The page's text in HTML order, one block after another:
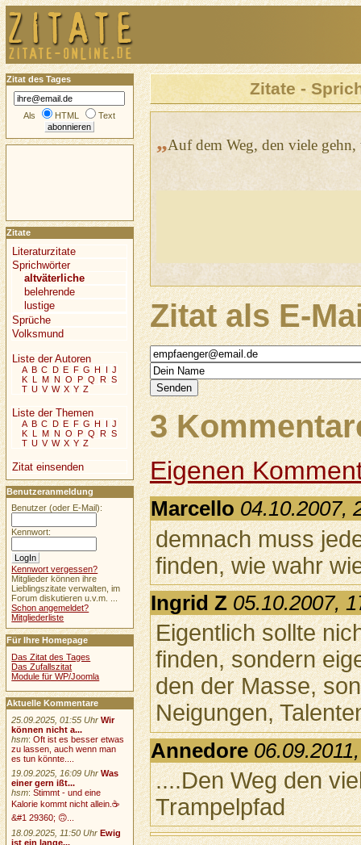
Zitate -
„Auf dem Weg, den viele gehn,
Zitat als E-
3
Eigenen
Marcello 04.10.2007,
demnach muss
finden, wie wahr
Ingrid Z 05.10.2007,
Eigentlich sollte
finden, sondern
den der Masse,
Neigungen,
Annedore
....Den Weg den
Trampelpfad
Zitat des Tages
Als HTML Text
Zitate
Literaturzitate
Sprichwörter
altväterliche
belehrende
lustige
Sprüche
Volksmund
Liste der Autoren
A B C D E F G H I J
K L M N O P Q R S
T U V W X Y Z
Liste der Themen
A B C D E F G H I J
K L M N O P Q R S
T U V W X Y Z
Zitat einsenden
Benutzeranmeldung
Benutzer (oder E-Mail):
Kennwort:
Kennwort vergessen?
Mitglieder können ihre
Lieblingszitate verwalten, im
Forum diskutieren u.v.m. ...
Schon angemeldet?
Mitgliederliste
Für Ihre Homepage
Das Zitat des Tages
Das Zufallszitat
Module für WP/Joomla
Aktuelle Kommentare
25.09.2025, 01:55 Uhr Wir
können nicht a...
hsm:Oft ist es besser etwas
zu lassen, auch wenn man
es tun könnte....
19.09.2025, 16:09 Uhr Was
einer gern ißt...
hsm:Stimmt - und eine
Kalorie kommt nicht allein.☕
&#1 29360; 🙃...
18.09.2025, 11:50 Uhr Ewig
ist ein lange...